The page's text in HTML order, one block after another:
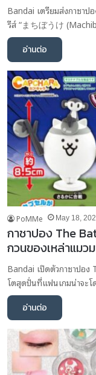
Bandai เตรียมส่งกาชา
รีส์ “まちぼうけ
อ่านต่อ
PoMMe May 18,
กาชาปอง The
กวนของเหล่าแมว
Bandai เปิดตัวกาชาปอ
โตสุดปั่นที่แฟนเกมน่าจะ
อ่านต่อ